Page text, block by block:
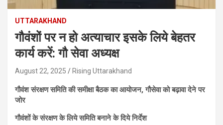
UTTARAKHAND
गौवंशों पर न हो अत्याचार इसके लिये बेहतर
कार्य करें: गौ सेवा अध्यक्ष
August 22, 2025 Rising Uttarakhand
गौवंश संरक्षण समिति की समीक्षा बैठक का आयोजन, गौसेवा को बढ़ावा देने पर
जोर
गौवंशों के संरक्षण के लिये समिति बनाने के दिये निर्देश